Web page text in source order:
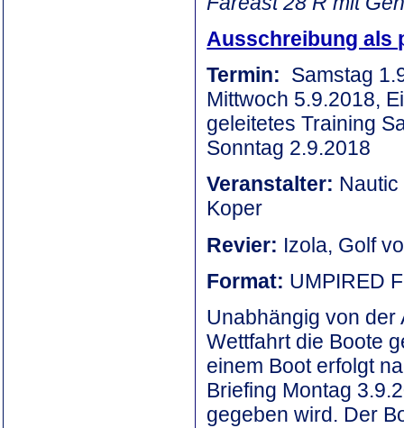
Ausschreibung als
Termin: Samstag
Mittwoch 5.9.2018,
geleitetes Training
Sonntag 2.9.2018
Veranstalter:
Koper
Revier: Izola, Golf
Format: UMPIRED
Unabhängig von der
Wettfahrt die Boote
einem Boot erfolgt
Briefing Montag
gegeben wird. Der